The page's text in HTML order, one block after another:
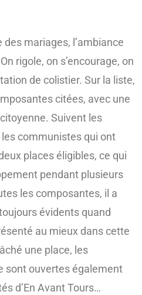
mariages, l’ambiance
rigole, on s’encourage, on
de colistier. Sur la liste,
citées, avec une
Suivent les
communistes qui ont
places éligibles, ce qui
pendant plusieurs
les composantes, il a
évidents quand
au mieux dans cette
une place, les
sont ouvertes également
d’En Avant Tours…